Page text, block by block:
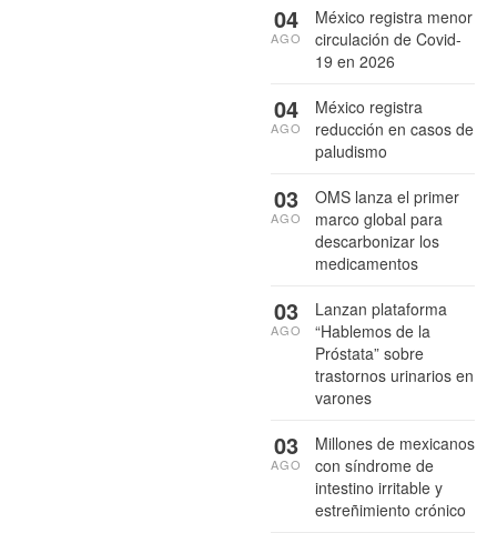
México registra menor
circulación de Covid-
19 en 2026
04
AGO
México registra
reducción en casos de
paludismo
04
AGO
OMS lanza el primer
marco global para
descarbonizar los
medicamentos
03
AGO
Lanzan plataforma
“Hablemos de la
Próstata” sobre
trastornos urinarios en
varones
03
AGO
Millones de mexicanos
con síndrome de
intestino irritable y
estreñimiento crónico
03
AGO